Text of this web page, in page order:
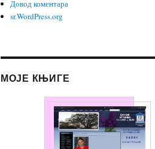
Довод коментара
sr.WordPress.org
МОЈЕ КЊИГЕ